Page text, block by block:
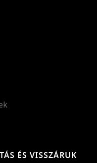
ÉS VISSZÁRUK